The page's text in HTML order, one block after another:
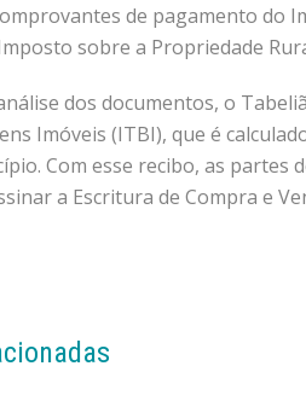
de pagamento do
sobre a Propriedade
dos documentos, o
Imóveis (ITBI), que é
Com esse recibo, as partes
a Escritura de Compra e